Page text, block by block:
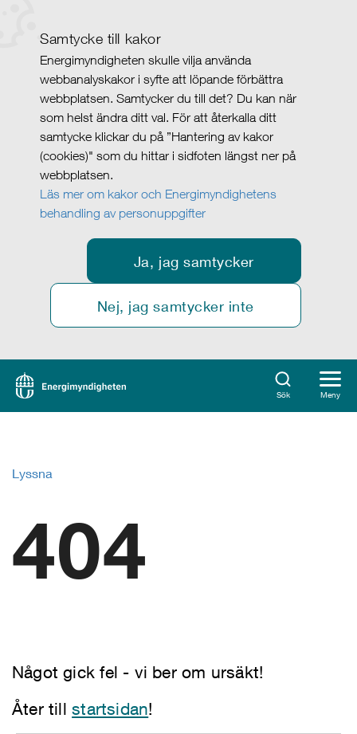
Samtycke till kakor
Energimyndigheten skulle vilja använda
webbanalyskakor i syfte att löpande förbättra
webbplatsen. Samtycker du till det? Du kan när
som helst ändra ditt val. För att återkalla ditt
samtycke klickar du på ”Hantering av kakor
(cookies)" som du hittar i sidfoten längst ner på
webbplatsen.
Läs mer om kakor och Energimyndighetens
behandling av personuppgifter
Ja, jag samtycker
Nej, jag samtycker inte
Sök Meny
Lyssna
404
Något gick fel - vi ber om ursäkt!
Åter tillstartsidan!